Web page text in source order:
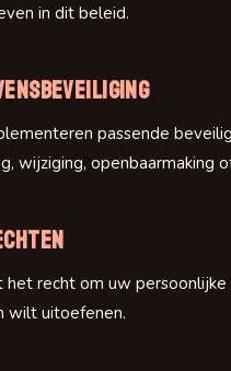
in dit beleid.
passende
wijziging, openbaarmaking
het recht om uw
wilt uitoefenen.